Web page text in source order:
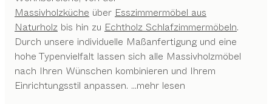
Massivholzküche über Esszimmermöbel aus
Naturholz bis hin zu Echtholz Schlafzimmermöbeln.
Durch unsere individuelle Maßanfertigung und eine
hohe Typenvielfalt lassen sich alle Massivholzmöbel
nach Ihren Wünschen kombinieren und Ihrem
Einrichtungsstil anpassen. ...mehr lesen